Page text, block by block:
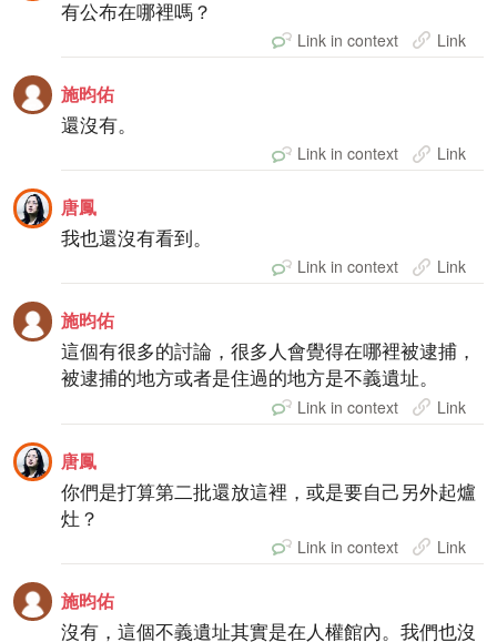
有公布在哪裡嗎？
Link in context Link
施昀佑
還沒有。
Link in context Link
唐鳳
我也還沒有看到。
Link in context Link
施昀佑
這個有很多的討論，很多人會覺得在哪裡被逮捕，
被逮捕的地方或者是住過的地方是不義遺址。
Link in context Link
唐鳳
你們是打算第二批還放這裡，或是要自己另外起爐
灶？
Link in context Link
施昀佑
沒有，這個不義遺址其實是在人權館內。我們也沒